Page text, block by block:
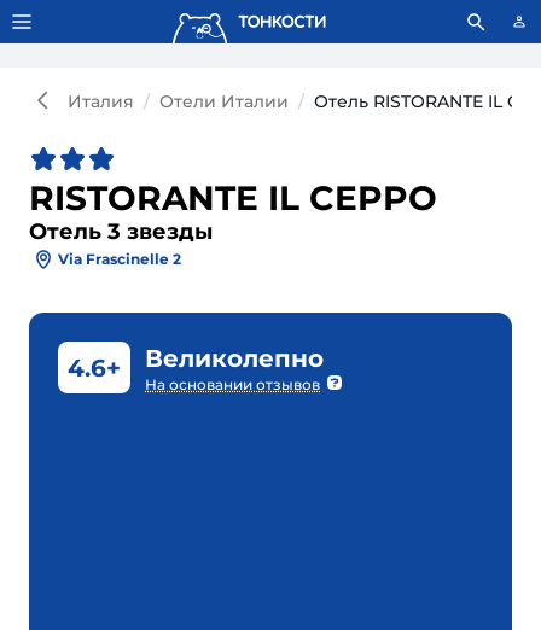
Тонкости используют сookie-файлы. Что это значит?
Италия Отели Италии Отель RISTORANTE IL
RISTORANTE IL CEPPO
Отель 3 звезды
Via Frascinelle 2
4.6+ Великолепно
На основании отзывов